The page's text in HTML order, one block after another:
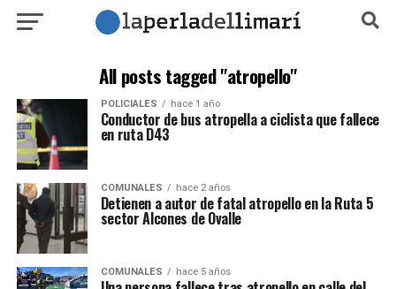
All posts tagged "atropello"
POLICIALES hace 1 año
Conductor de bus atropella a ciclista que fallece
en ruta D43
COMUNALES hace 2 años
Detienen a autor de fatal atropello en la Ruta 5
sector Alcones de Ovalle
COMUNALES hace 5 años